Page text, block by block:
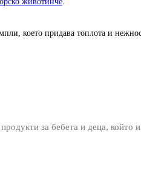
което придава топлота и
за бебета и деца,